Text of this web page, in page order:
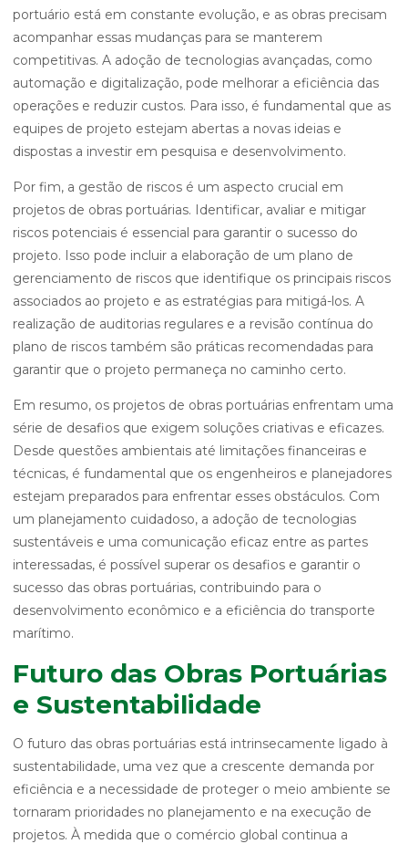
portuário está em constante evolução, e as obras precisam
acompanhar essas mudanças para se manterem
competitivas. A adoção de tecnologias avançadas, como
automação e digitalização, pode melhorar a eficiência das
operações e reduzir custos. Para isso, é fundamental que as
equipes de projeto estejam abertas a novas ideias e
dispostas a investir em pesquisa e desenvolvimento.
Por fim, a gestão de riscos é um aspecto crucial em
projetos de obras portuárias. Identificar, avaliar e mitigar
riscos potenciais é essencial para garantir o sucesso do
projeto. Isso pode incluir a elaboração de um plano de
gerenciamento de riscos que identifique os principais riscos
associados ao projeto e as estratégias para mitigá-los. A
realização de auditorias regulares e a revisão contínua do
plano de riscos também são práticas recomendadas para
garantir que o projeto permaneça no caminho certo.
Em resumo, os projetos de obras portuárias enfrentam uma
série de desafios que exigem soluções criativas e eficazes.
Desde questões ambientais até limitações financeiras e
técnicas, é fundamental que os engenheiros e planejadores
estejam preparados para enfrentar esses obstáculos. Com
um planejamento cuidadoso, a adoção de tecnologias
sustentáveis e uma comunicação eficaz entre as partes
interessadas, é possível superar os desafios e garantir o
sucesso das obras portuárias, contribuindo para o
desenvolvimento econômico e a eficiência do transporte
marítimo.
Futuro das Obras Portuárias
e Sustentabilidade
O futuro das obras portuárias está intrinsecamente ligado à
sustentabilidade, uma vez que a crescente demanda por
eficiência e a necessidade de proteger o meio ambiente se
tornaram prioridades no planejamento e na execução de
projetos. À medida que o comércio global continua a